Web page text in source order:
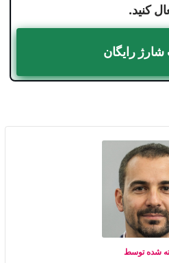
کنید.
رایگان
شده توسط